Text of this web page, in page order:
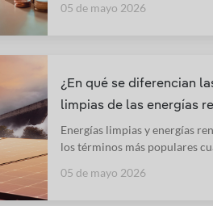
climático.
05 de mayo 2026
¿En qué se diferencian
limpias de las energías
Energías limpias y energías
los términos más populares
dependencia energética de
05 de mayo 2026